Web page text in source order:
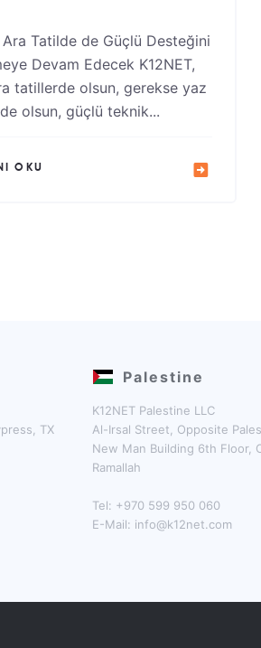
Ara Tatilde de Güçlü Desteğini
Devam Edecek K12NET,
tatillerde olsun, gerekse yaz
olsun, güçlü teknik...
OKU
TX
Palestine
K12NET Palestine LLC
Al-Irsal Street, Opposite
New Man Building 6th Floor,
Ramallah
Tel: +970 599 950 060
E-Mail: info@k12net.com